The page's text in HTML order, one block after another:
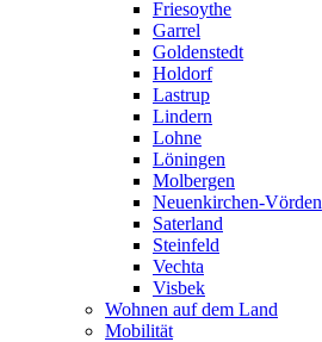
Friesoythe
Garrel
Goldenstedt
Holdorf
Lastrup
Lindern
Lohne
Löningen
Molbergen
Neuenkirchen-Vörden
Saterland
Steinfeld
Vechta
Visbek
Wohnen auf dem Land
Mobilität